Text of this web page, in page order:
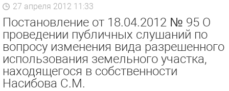
27 апреля 2012 11:33
Постановление от 18.04.2012 № 95 О
проведении публичных слушаний по
вопросу изменения вида разрешенного
использования земельного участка,
находящегося в собственности
Насибова С.М.